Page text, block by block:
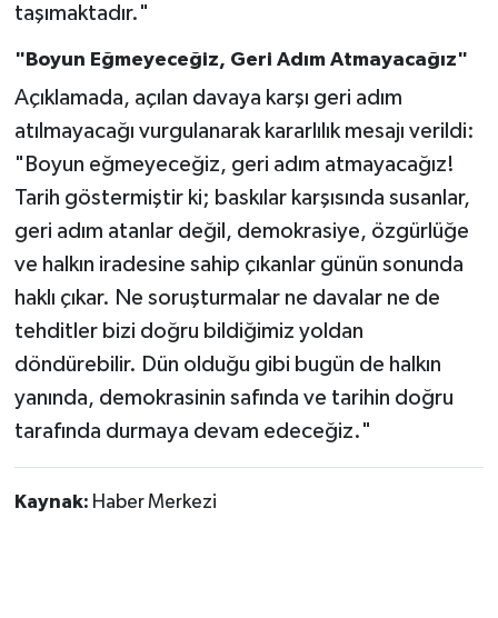
taşımaktadır."
"Boyun Eğmeyeceğiz, Geri Adım Atmayacağız"
Açıklamada, açılan davaya karşı geri adım
atılmayacağı vurgulanarak kararlılık mesajı verildi:
"Boyun eğmeyeceğiz, geri adım atmayacağız!
Tarih göstermiştir ki; baskılar karşısında susanlar,
geri adım atanlar değil, demokrasiye, özgürlüğe
ve halkın iradesine sahip çıkanlar günün sonunda
haklı çıkar. Ne soruşturmalar ne davalar ne de
tehditler bizi doğru bildiğimiz yoldan
döndürebilir. Dün olduğu gibi bugün de halkın
yanında, demokrasinin safında ve tarihin doğru
tarafında durmaya devam edeceğiz."
Kaynak: Haber Merkezi